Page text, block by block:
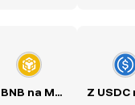
Z BNB na MAD